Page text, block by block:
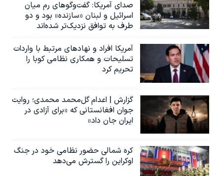
صدای آمریکا: گفت‌وگوهای رم میان
اسرائیل و لبنان «سازنده» بود و دو
طرف به توافق نزدیک‌تر شده‌اند
آمریکا افراد و نهادهای مرتبط با واردات
تسلیحات و همکاری نظامی کوبا را
تحریم کرد
گزارش | اعدام گل‌محمد محمدی؛ روایت
جوان افغانستانی که «برای آزادی در
ایران جان داد»
کره شمالی حضور نظامی خود در جنگ
اوکراین را گسترش می‌دهد